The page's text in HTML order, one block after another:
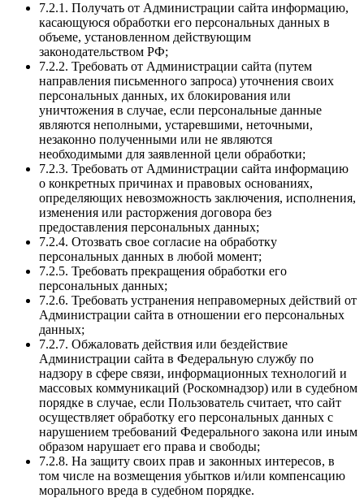
7.2.1. Получать от Администрации сайта информацию,
касающуюся обработки его персональных данных в
объеме, установленном действующим
законодательством РФ;
7.2.2. Требовать от Администрации сайта (путем
направления письменного запроса) уточнения своих
персональных данных, их блокирования или
уничтожения в случае, если персональные данные
являются неполными, устаревшими, неточными,
незаконно полученными или не являются
необходимыми для заявленной цели обработки;
7.2.3. Требовать от Администрации сайта информацию
о конкретных причинах и правовых основаниях,
определяющих невозможность заключения, исполнения,
изменения или расторжения договора без
предоставления персональных данных;
7.2.4. Отозвать свое согласие на обработку
персональных данных в любой момент;
7.2.5. Требовать прекращения обработки его
персональных данных;
7.2.6. Требовать устранения неправомерных действий от
Администрации сайта в отношении его персональных
данных;
7.2.7. Обжаловать действия или бездействие
Администрации сайта в Федеральную службу по
надзору в сфере связи, информационных технологий и
массовых коммуникаций (Роскомнадзор) или в судебном
порядке в случае, если Пользователь считает, что сайт
осуществляет обработку его персональных данных с
нарушением требований Федерального закона или иным
образом нарушает его права и свободы;
7.2.8. На защиту своих прав и законных интересов, в
том числе на возмещения убытков и/или компенсацию
морального вреда в судебном порядке.